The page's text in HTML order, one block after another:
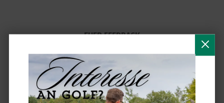
EUER FEEDBACK
Wenn Euch etwas nicht gefällt oder ihr eine Idee habt wie wir etwas
besser machen können,
schreibt uns einfach.
Bitte denkt auch daran an der jährlichen Mitgliederbefragung
teilzunehmen. Dadurch können wir und stetig verbessern.